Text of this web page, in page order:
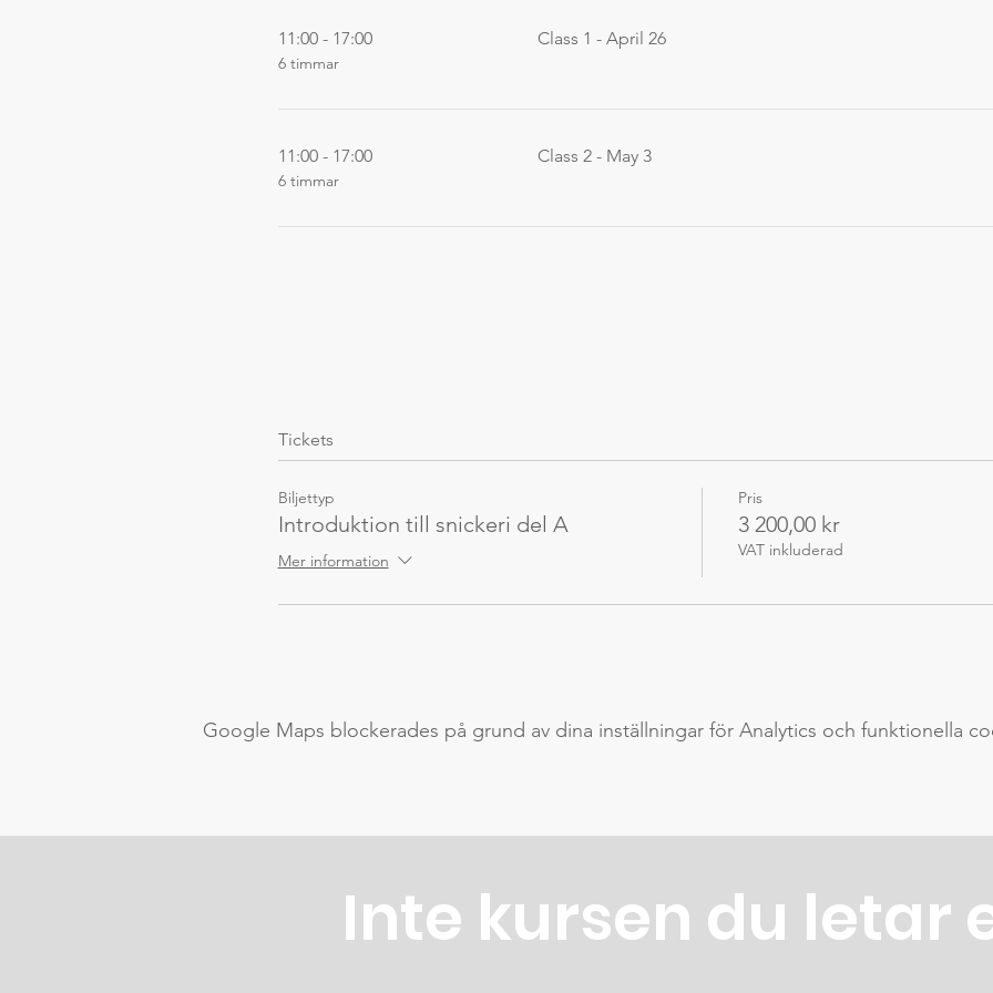
11:00 - 17:00
6 timmar
Class 1 - April 26
11:00 - 17:00
6 timmar
Class 2 - May 3
Tickets
Biljettyp
Introduktion till snickeri del A
Mer information
Pris
3 200,00 kr
VAT inkluderad
Google Maps blockerades på grund av dina inställningar för Analytics och funktionella
Inte kursen du letar